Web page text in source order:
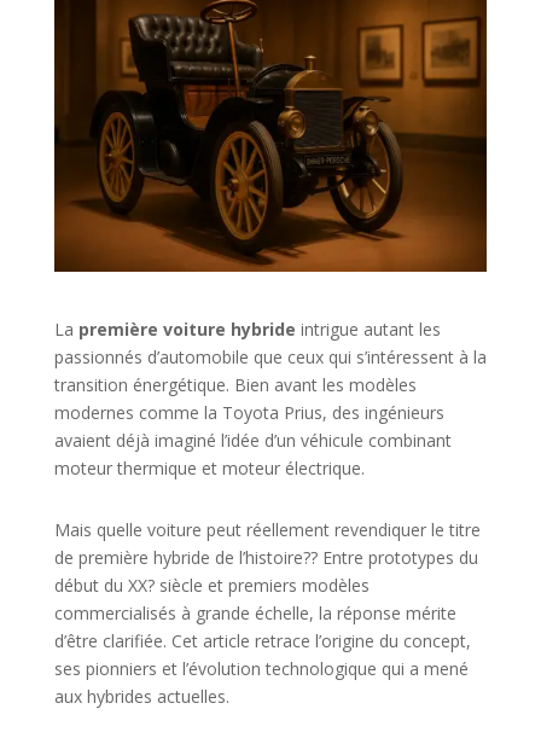
La première voiture hybride intrigue autant les
passionnés d’automobile que ceux qui s’intéressent à la
transition énergétique. Bien avant les modèles
modernes comme la Toyota Prius, des ingénieurs
avaient déjà imaginé l’idée d’un véhicule combinant
moteur thermique et moteur électrique.
Mais quelle voiture peut réellement revendiquer le titre
de première hybride de l’histoire?? Entre prototypes du
début du XX? siècle et premiers modèles
commercialisés à grande échelle, la réponse mérite
d’être clarifiée. Cet article retrace l’origine du concept,
ses pionniers et l’évolution technologique qui a mené
aux hybrides actuelles.